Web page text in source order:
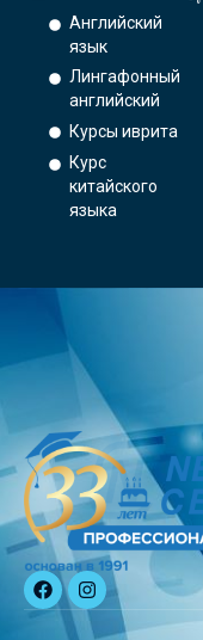
Английский
язык
Лингафонный
английский
Курсы иврита
Курс
китайского
языка